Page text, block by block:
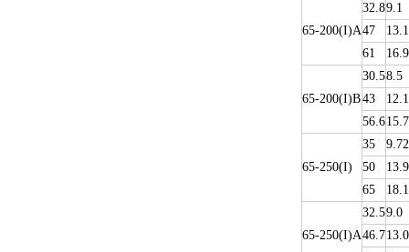
65-200(I)A
32.89.1
47
13.1
61
16.9
65-200(I)B
30.58.5
43
12.1
56.615.7
65-250(I)
35
9.72
50
13.9
65
18.1
65-250(I)A
32.59.0
46.713.0